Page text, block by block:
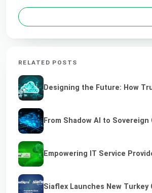
RELATED POSTS
Designing the Future: How
From Shadow AI to
Empowering IT Service
Siaflex Launches New